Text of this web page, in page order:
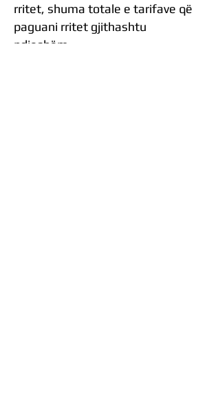
rritet, shuma totale e tarifave që
paguani rritet gjithashtu
ndjeshëm.